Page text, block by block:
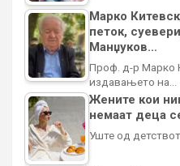
Марко
петок,
Манџуков…
Проф. д-р Марко
издавањето на…
Жените кои
немаат деца
Уште од